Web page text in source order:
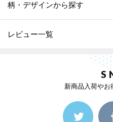
柄・デザインから探す
レビュー一覧
新商品入荷やお